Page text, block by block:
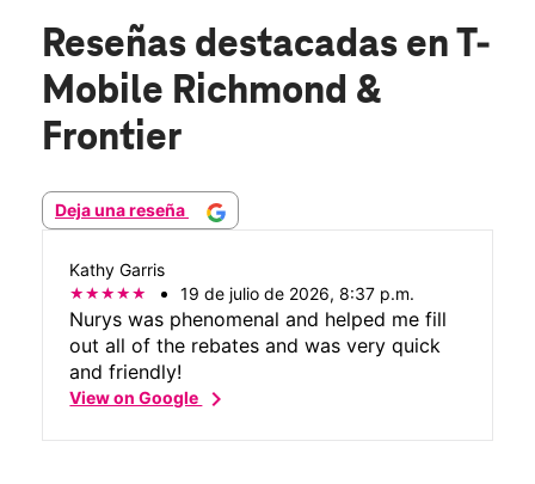
Reseñas destacadas en T-
Mobile Richmond &
Frontier
Deja una reseña
Kathy Garris
19 de julio de 2026, 8:37 p.m.
Nurys was phenomenal and helped me fill
out all of the rebates and was very quick
and friendly!
View on Googlechevron_right